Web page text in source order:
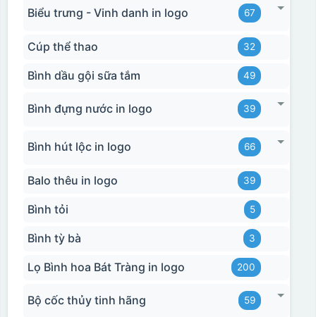
Hộp xi bình giữ nhiệt
Biểu trưng - Vinh danh in logo 67
Cúp thể thao 32
Bình dầu gội sữa tắm 49
Bình đựng nước in logo 39
Bình hút lộc in logo 66
Balo thêu in logo 39
Bình tỏi 5
Bình tỳ bà 3
Lọ Bình hoa Bát Tràng in logo 200
Bộ cốc thủy tinh hãng 59